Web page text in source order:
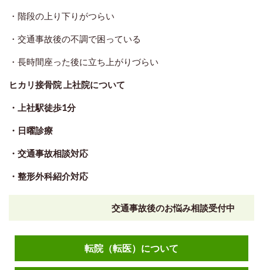
・階段の上り下りがつらい
・交通事故後の不調で困っている
・長時間座った後に立ち上がりづらい
ヒカリ接骨院 上社院について
・上社駅徒歩1分
・日曜診療
・交通事故相談対応
・整形外科紹介対応
交通事故後のお悩み相談受付中
転院（転医）について